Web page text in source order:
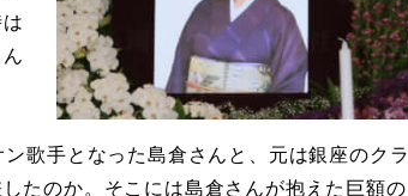
歌手となった島倉さんと、元は銀座のクラ
たのか。そこには島倉さんが抱えた巨額の